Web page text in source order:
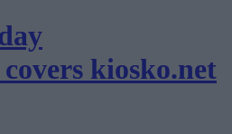
kiosko.net